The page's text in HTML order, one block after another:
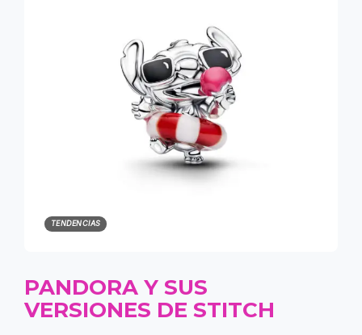
TENDENCIAS
PANDORA Y SUS
VERSIONES DE STITCH